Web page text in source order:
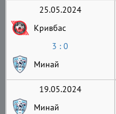
25.05.2024
Кривбас
3 : 0
Минай
19.05.2024
Минай